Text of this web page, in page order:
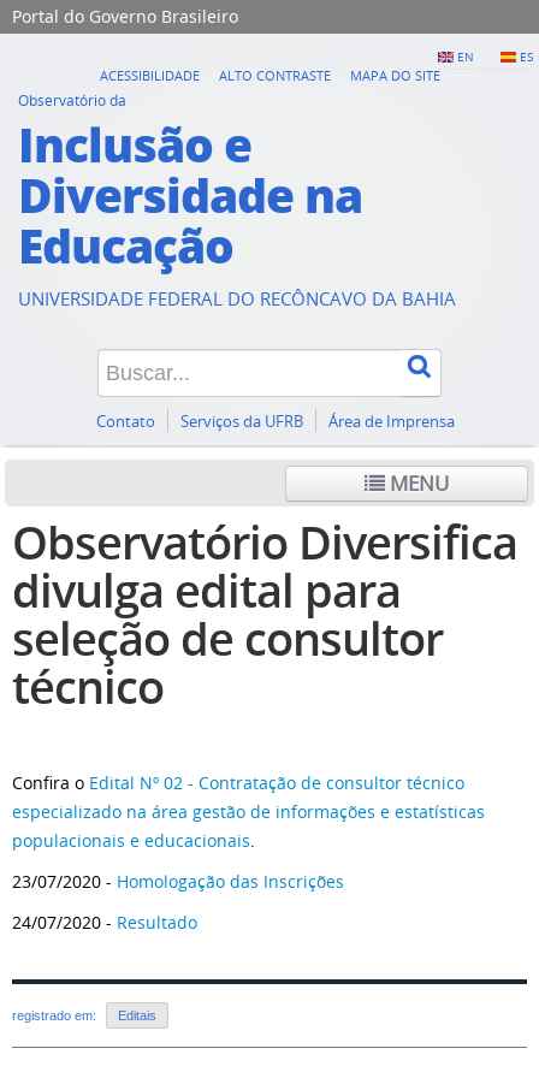
Portal do Governo Brasileiro
EN ES
ACESSIBILIDADE ALTO CONTRASTE
MAPA DO SITE
Observatório da
Inclusão e
Diversidade na
Educação
UNIVERSIDADE FEDERAL DO RECÔNCAVO DA BAHIA
Contato Serviços da UFRB Área de Imprensa
MENU
Observatório Diversifica
divulga edital para
seleção de consultor
técnico
Confira o Edital Nº 02 - Contratação de consultor técnico
especializado na área gestão de informações e estatísticas
populacionais e educacionais.
23/07/2020 - Homologação das Inscrições
24/07/2020 - Resultado
registrado em: Editais